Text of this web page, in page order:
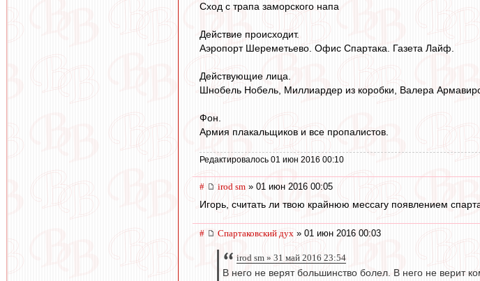
Сход с трапа заморского напа
Действие происходит.
Аэропорт Шереметьево. Офис Спартака. Газета Лайф.
Действующие лица.
Шнобель Нобель, Миллиардер из коробки, Валера
Фон.
Армия плакальщиков и все пропалистов.
Редактировалось 01 июн 2016 00:10
# irod sm » 01 июн 2016 00:05
Игорь, считать ли твою крайнюю мессагу появлением
# Спартаковский дух » 01 июн 2016 00:03
irod sm » 31 май 2016 23:54
В него не верят большинство болел. В него не верит